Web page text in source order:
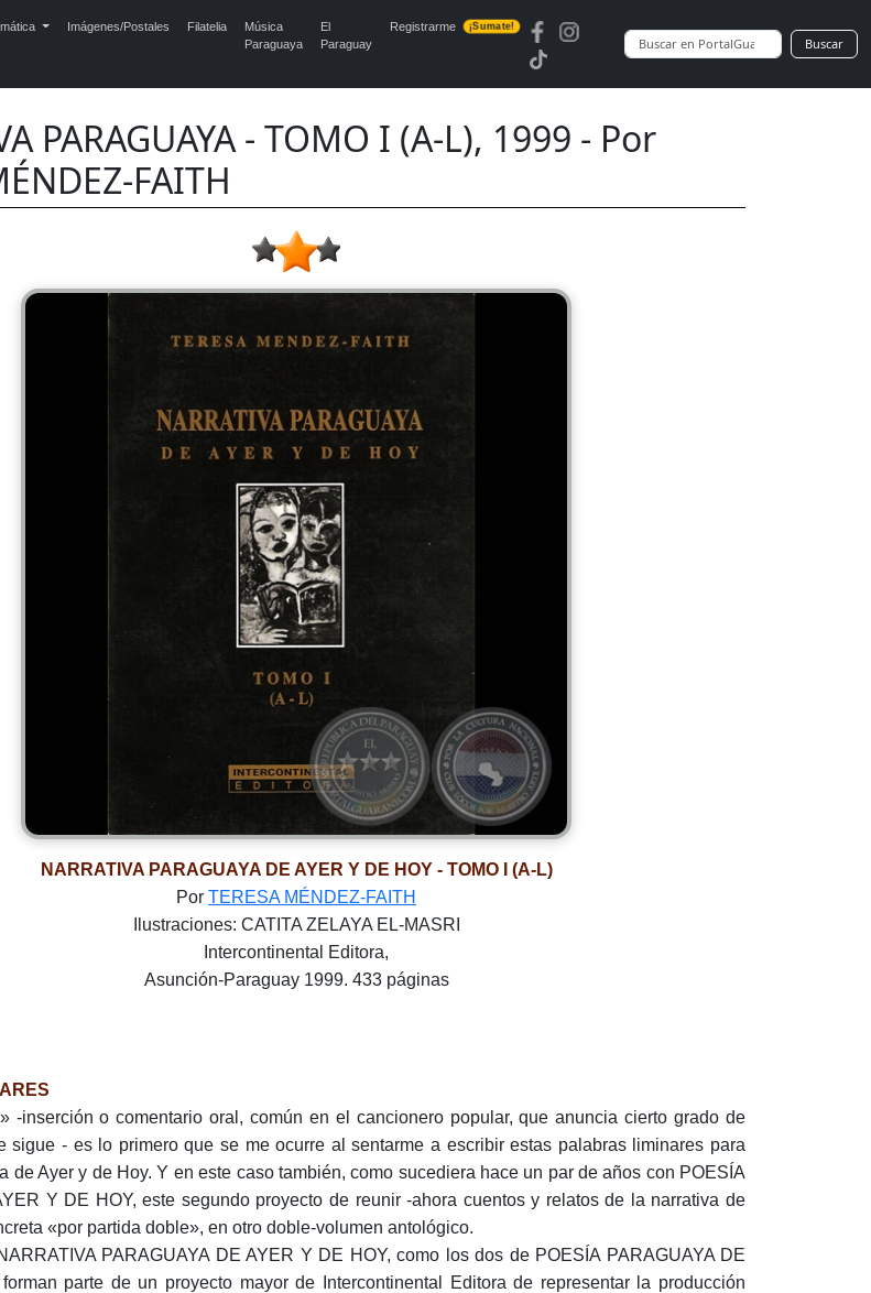
Imágenes/Postales Filatelia
Música
Paraguaya
El
Paraguay
Registrarme ¡Sumate!
Buscar
PARAGUAYA - TOMO I (A-L), 1999 - Por
FAITH
NARRATIVA PARAGUAYA DE AYER Y DE HOY - TOMO I (A-L)
Por TERESA MÉNDEZ-FAITH
Ilustraciones: CATITA ZELAYA EL-MASRI
Intercontinental Editora,
Asunción-Paraguay 1999. 433 páginas
-inserción o comentario oral, común en el cancionero popular, que anuncia cierto grado de
sigue - es lo primero que se me ocurre al sentarme a escribir estas palabras liminares para
de Ayer y de Hoy. Y en este caso también, como sucediera hace un par de años con POESÍA
Y DE HOY, este segundo proyecto de reunir -ahora cuentos y relatos de la narrativa de
«por partida doble», en otro doble-volumen antológico.
PARAGUAYA DE AYER Y DE HOY, como los dos de POESÍA PARAGUAYA DE
parte de un proyecto mayor de Intercontinental Editora de representar la producción